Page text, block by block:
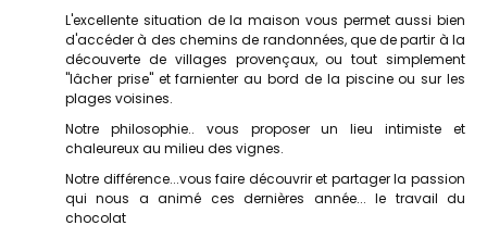
L'excellente situation de la maison vous permet aussi bien
d'accéder à des chemins de randonnées, que de partir à la
découverte de villages provençaux, ou tout simplement
"lâcher prise" et farnienter au bord de la piscine ou sur les
plages voisines.
Notre philosophie.. vous proposer un lieu intimiste et
chaleureux au milieu des vignes.
Notre différence...vous faire découvrir et partager la passion
qui nous a animé ces dernières année... le travail du
chocolat